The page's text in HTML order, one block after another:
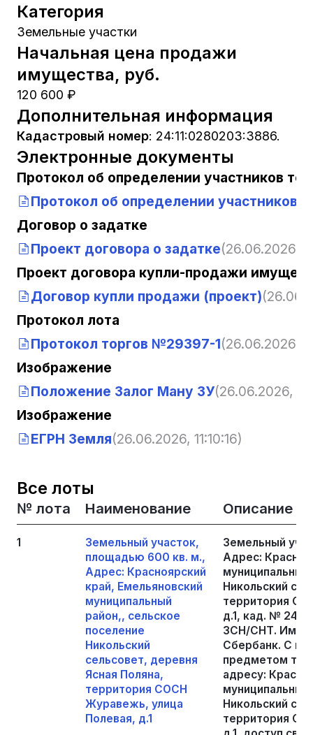
Категория
Земельные участки
Начальная цена продажи
имущества, руб.
120 600 ₽
Дополнительная информация
Кадастровый номер: 24:11:0280203:3886.
Электронные документы
Протокол об определении участников
Протокол об определении участников
Договор о задатке
Проект договора о задатке(26.06.2026,
Проект договора купли-продажи
Договор купли продажи (проект)
Протокол лота
Протокол торгов №29397-1(26.06.2026,
Изображение
Положение Залог Ману ЗУ(26.06.2026,
Изображение
ЕГРН Земля(26.06.2026, 11:10:16)
Все лоты
№ лота Наименование Описание
1
Земельный участок,
площадью 600 кв. м.,
Адрес: Красноярский
край, Емельяновский
муниципальный
район,, сельское
поселение
Никольский
сельсовет, деревня
Ясная Поляна,
территория СОСН
Журавежь, улица
Полевая, д.1
Земельный
Адрес:
муниципальный
Никольский
территория
д.1, кад. №
ЗСН/СНТ.
Сбербанк. С
предметом
адресу:
муниципальный
Никольский
территория